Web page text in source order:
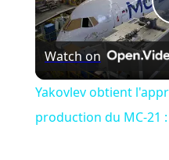
Watch on
Yakovlev obtient
production du MC-21